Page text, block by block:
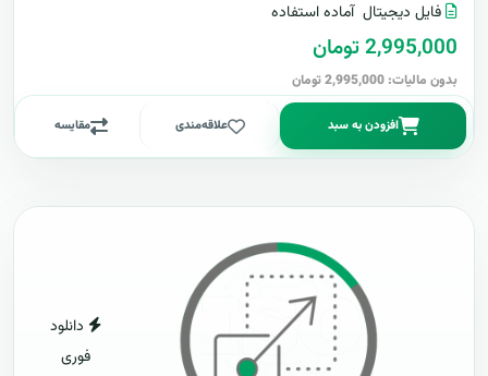
فایل دیجیتال آماده استفاده
2,995,000 تومان
بدون مالیات: 2,995,000 تومان
افزودن به سبد علاقه‌مندی مقایسه
دانلود
فوری